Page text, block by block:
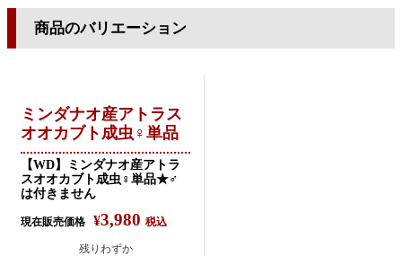
商品のバリエーション
ミンダナオ産アトラス
オオカブト成虫♀単品
【WD】ミンダナオ産アトラ
スオオカブト成虫♀単品★♂
は付きません
現在販売価格 ¥3,980 税込
残りわずか